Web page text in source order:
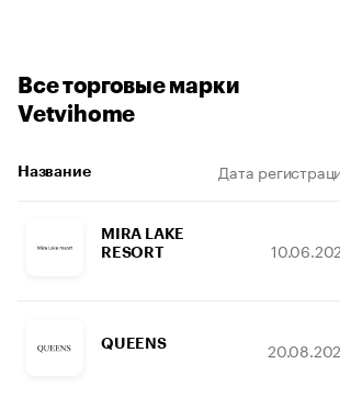
Все торговые марки
Vetvihome
Название Дата
MIRA LAKE
RESORT
QUEENS